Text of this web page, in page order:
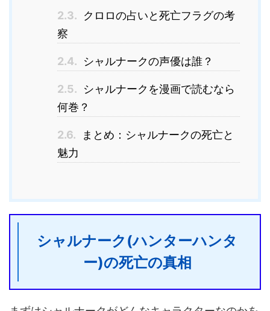
2.3.
クロロの占いと死亡フラグの考
察
2.4. シャルナークの声優は誰？
2.5.
シャルナークを漫画で読むなら
何巻？
2.6.
まとめ：シャルナークの死亡と
魅力
シャルナーク(ハンターハンタ
ー)の死亡の真相